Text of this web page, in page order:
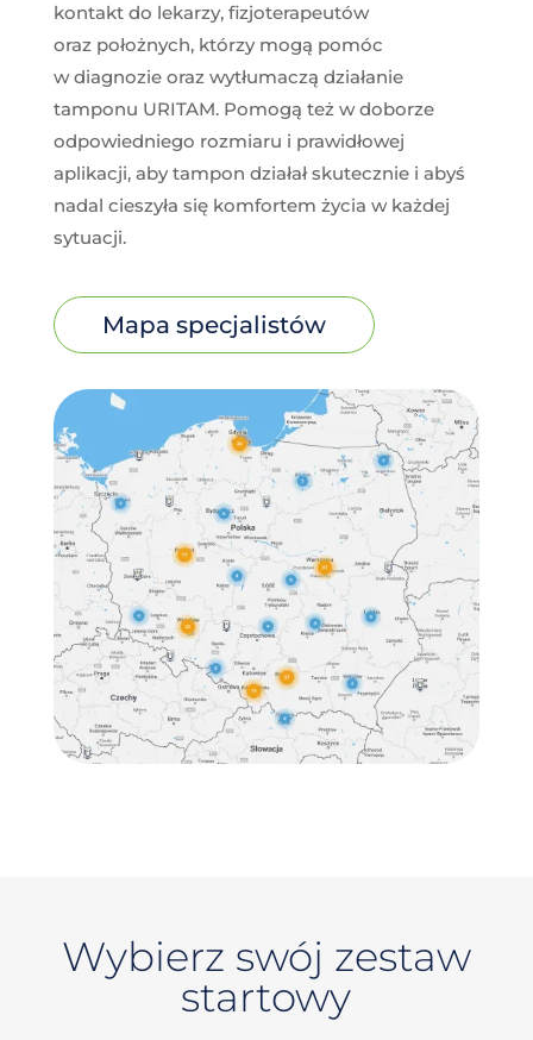
kontakt do lekarzy, fizjoterapeutów
oraz położnych, którzy mogą pomóc
w diagnozie oraz wytłumaczą działanie
tamponu URITAM. Pomogą też w doborze
odpowiedniego rozmiaru i prawidłowej
aplikacji, aby tampon działał skutecznie i abyś
nadal cieszyła się komfortem życia w każdej
sytuacji.
Mapa specjalistów
Wybierz swój zestaw
startowy